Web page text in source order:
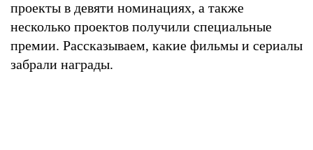
проекты в девяти номинациях, а также
несколько проектов получили специальные
премии. Рассказываем, какие фильмы и сериалы
забрали награды.